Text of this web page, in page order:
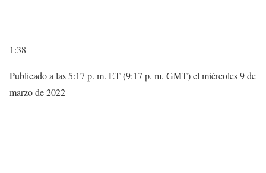
1:38
Publicado a las 5:17 p. m. ET (9:17 p. m. GMT) el miércoles 9 de
marzo de 2022